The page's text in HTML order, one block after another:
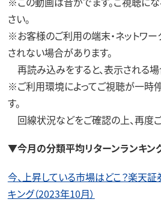
さい。
※お客様のご利用の端末・ネットワー
されない場合があります。
再読み込みをすると、表示される場
※ご利用環境によってご視聴が一時
す。
回線状況などをご確認の上、再度
▼今月の分類平均リターンランキ
今、上昇している市場はどこ？楽天
キング（2023年10月）